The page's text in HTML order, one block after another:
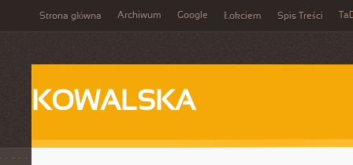
Strona główna Archiwum Google Łokciem Spis Treści
KOWALSKA